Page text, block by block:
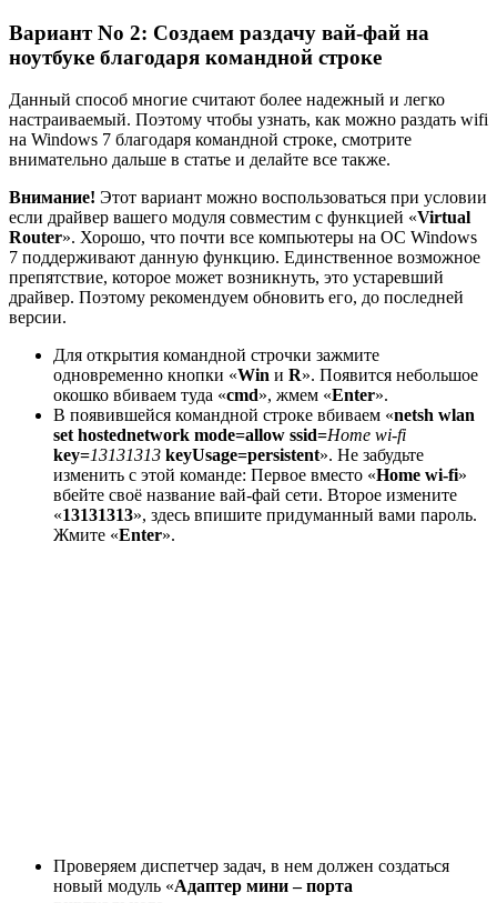
Вариант No 2: Создаем раздачу вай-фай на
ноутбуке благодаря командной строке
Данный способ многие считают более надежный и легко
настраиваемый. Поэтому чтобы узнать, как можно раздать wifi
на Windows 7 благодаря командной строке, смотрите
внимательно дальше в статье и делайте все также.
Внимание! Этот вариант можно воспользоваться при условии
если драйвер вашего модуля совместим с функцией «Virtual
Router». Хорошо, что почти все компьютеры на ОС Windows
7 поддерживают данную функцию. Единственное возможное
препятствие, которое может возникнуть, это устаревший
драйвер. Поэтому рекомендуем обновить его, до последней
версии.
Для открытия командной строчки зажмите
одновременно кнопки «Win и R». Появится небольшое
окошко вбиваем туда «cmd», жмем «Enter».
В появившейся командной строке вбиваем «netsh wlan
set hostednetwork mode=allow ssid=Home wi-fi
key=13131313 keyUsage=persistent». Не забудьте
изменить с этой команде: Первое вместо «Home wi-fi»
вбейте своё название вай-фай сети. Второе измените
«13131313», здесь впишите придуманный вами пароль.
Жмите «Enter».
Проверяем диспетчер задач, в нем должен создаться
новый модуль «Адаптер мини – порта